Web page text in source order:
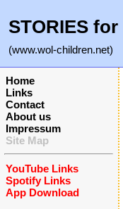
STORIES for
(www.wol-children.net)
Home
Links
Contact
About us
Impressum
Site Map
YouTube Links
Spotify Links
App Download